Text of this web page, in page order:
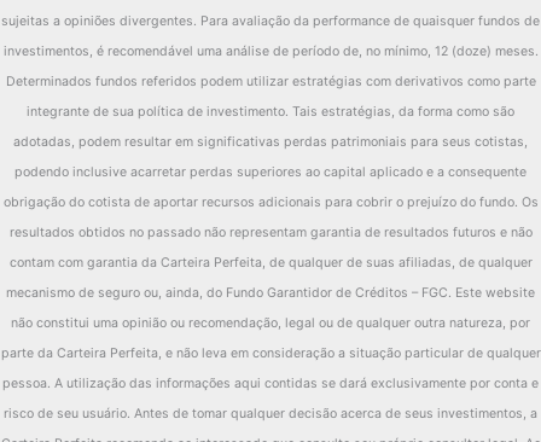
sujeitas a opiniões divergentes. Para avaliação da performance de quaisquer fundos de
investimentos, é recomendável uma análise de período de, no mínimo, 12 (doze) meses.
Determinados fundos referidos podem utilizar estratégias com derivativos como parte
integrante de sua política de investimento. Tais estratégias, da forma como são
adotadas, podem resultar em significativas perdas patrimoniais para seus cotistas,
podendo inclusive acarretar perdas superiores ao capital aplicado e a consequente
obrigação do cotista de aportar recursos adicionais para cobrir o prejuízo do fundo. Os
resultados obtidos no passado não representam garantia de resultados futuros e não
contam com garantia da Carteira Perfeita, de qualquer de suas afiliadas, de qualquer
mecanismo de seguro ou, ainda, do Fundo Garantidor de Créditos – FGC. Este website
não constitui uma opinião ou recomendação, legal ou de qualquer outra natureza, por
parte da Carteira Perfeita, e não leva em consideração a situação particular de qualquer
pessoa. A utilização das informações aqui contidas se dará exclusivamente por conta e
risco de seu usuário. Antes de tomar qualquer decisão acerca de seus investimentos, a